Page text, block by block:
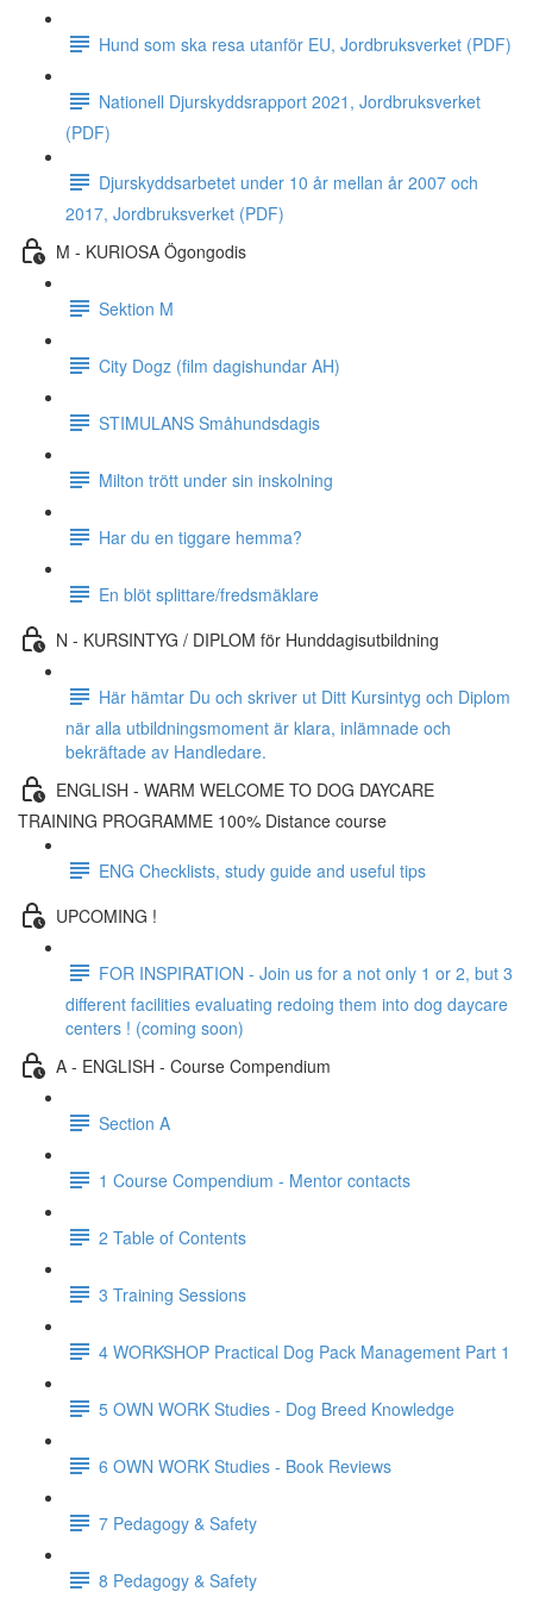
Hund som ska resa utanför EU, Jordbruksverket (PDF)
Nationell Djurskyddsrapport 2021, Jordbruksverket
(PDF)
Djurskyddsarbetet under 10 år mellan år 2007 och
2017, Jordbruksverket (PDF)
M - KURIOSA Ögongodis
Sektion M
City Dogz (film dagishundar AH)
STIMULANS Småhundsdagis
Milton trött under sin inskolning
Har du en tiggare hemma?
En blöt splittare/fredsmäklare
N - KURSINTYG / DIPLOM för Hunddagisutbildning
Här hämtar Du och skriver ut Ditt Kursintyg och Diplom
när alla utbildningsmoment är klara, inlämnade och
bekräftade av Handledare.
ENGLISH - WARM WELCOME TO DOG DAYCARE
TRAINING PROGRAMME 100% Distance course
ENG Checklists, study guide and useful tips
UPCOMING !
FOR INSPIRATION - Join us for a not only 1 or 2, but 3
different facilities evaluating redoing them into dog daycare
centers ! (coming soon)
A - ENGLISH - Course Compendium
Section A
1 Course Compendium - Mentor contacts
2 Table of Contents
3 Training Sessions
4 WORKSHOP Practical Dog Pack Management Part 1
5 OWN WORK Studies - Dog Breed Knowledge
6 OWN WORK Studies - Book Reviews
7 Pedagogy & Safety
8 Pedagogy & Safety